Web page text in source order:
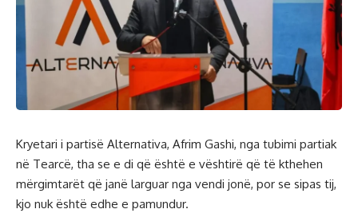
Kryetari i partisë Alternativa, Afrim Gashi, nga tubimi partiak
në Tearcë, tha se e di që është e vështirë që të kthehen
mërgimtarët që janë larguar nga vendi jonë, por se sipas tij,
kjo nuk është edhe e pamundur.